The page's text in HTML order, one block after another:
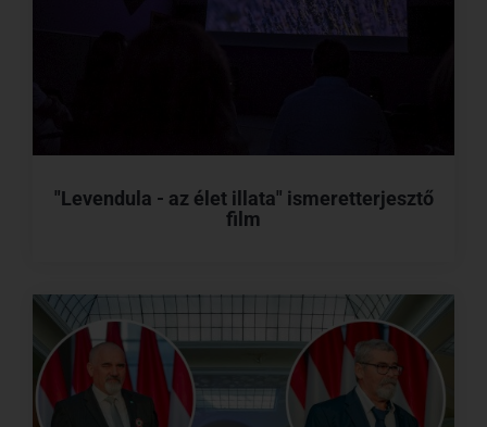
"Levendula - az élet illata" ismeretterjesztő
film